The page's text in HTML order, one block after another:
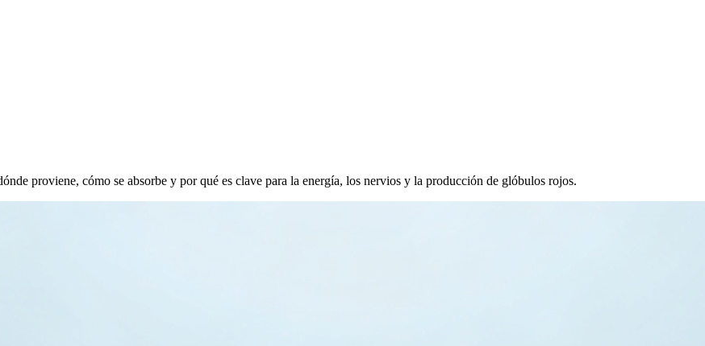
proviene, cómo se absorbe y por qué es clave para la energía, los nervios y la producción de glóbulos rojos.